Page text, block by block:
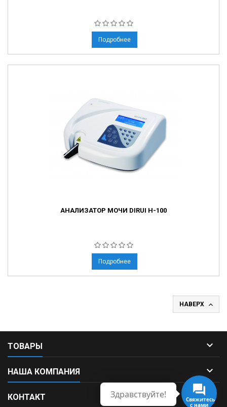
Подробнее
АНАЛИЗАТОР МОЧИ DIRUI H-100
Подробнее
НАВЕРХ 
ТОВАРЫ 
НАША КОМПАНИЯ 
КОНТАКТ 
Свяжитесь
с нами
Здравствуйте!